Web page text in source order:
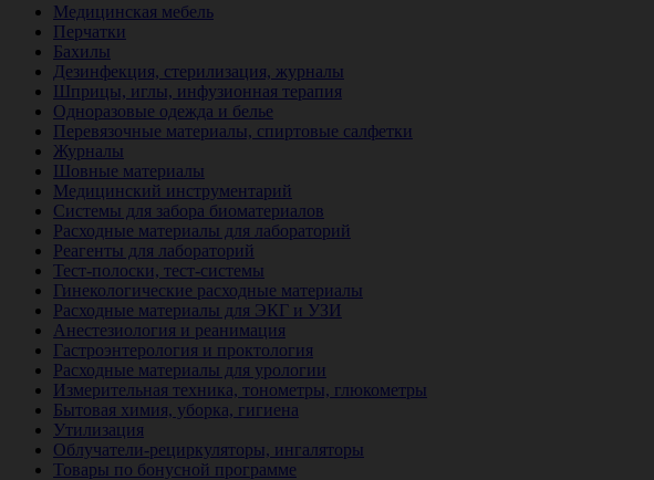
Медицинская мебель
Перчатки
Бахилы
Дезинфекция, стерилизация, журналы
Шприцы, иглы, инфузионная терапия
Одноразовые одежда и белье
Перевязочные материалы, спиртовые салфетки
Журналы
Шовные материалы
Медицинский инструментарий
Системы для забора биоматериалов
Расходные материалы для лабораторий
Реагенты для лабораторий
Тест-полоски, тест-системы
Гинекологические расходные материалы
Расходные материалы для ЭКГ и УЗИ
Анестезиология и реанимация
Гастроэнтерология и проктология
Расходные материалы для урологии
Измерительная техника, тонометры, глюкометры
Бытовая химия, уборка, гигиена
Утилизация
Облучатели-рециркуляторы, ингаляторы
Товары по бонусной программе